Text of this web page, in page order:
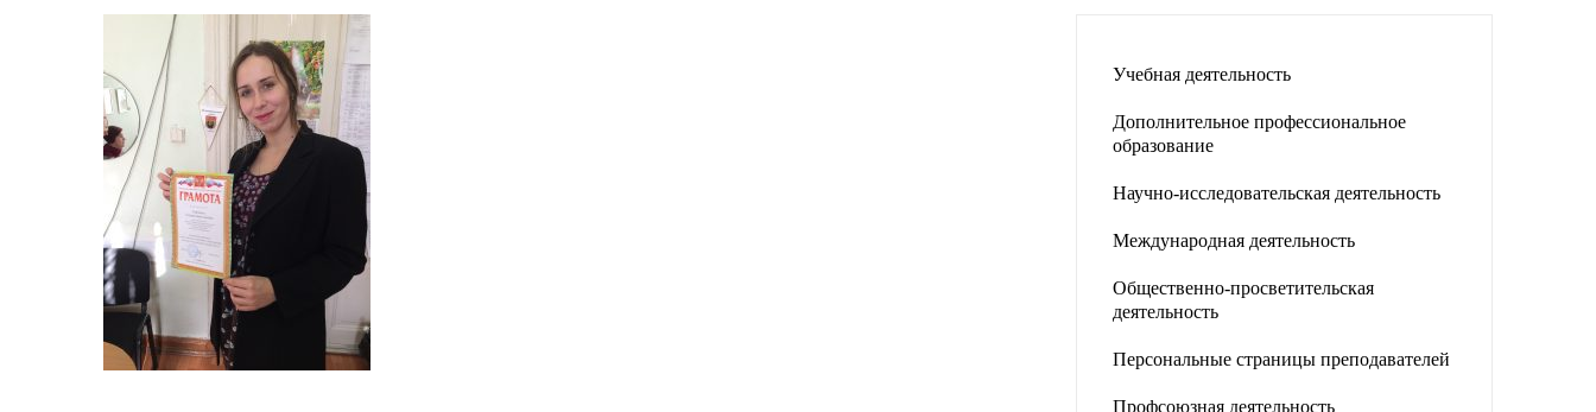
Учебная деятельность
Дополнительное профессиональное
образование
Научно-исследовательская деятельность
Международная деятельность
Общественно-просветительская
деятельность
Персональные страницы преподавателей
Профсоюзная деятельность